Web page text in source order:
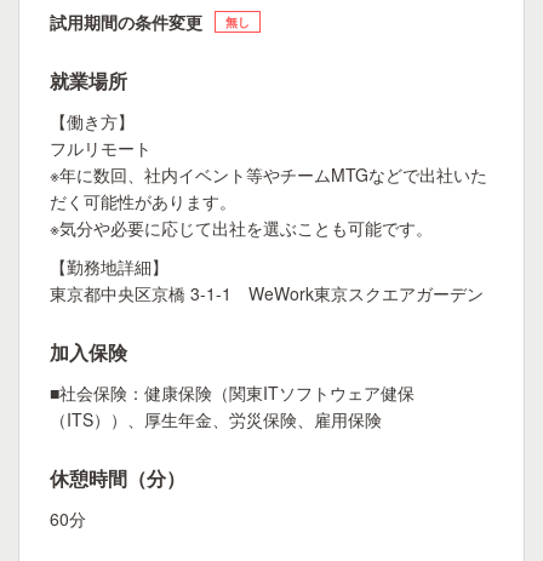
試用期間の条件変更
無し
就業場所
【働き方】
フルリモート
※年に数回、社内イベント等やチームMTGなどで出社いた
だく可能性があります。
※気分や必要に応じて出社を選ぶことも可能です。
【勤務地詳細】
東京都中央区京橋 3-1-1 WeWork東京スクエアガーデン
加入保険
■社会保険：健康保険（関東ITソフトウェア健保
（ITS））、厚生年金、労災保険、雇用保険
休憩時間（分）
60分